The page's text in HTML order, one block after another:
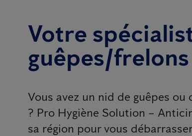
Votre
guêpes/frelons
Vous avez un nid de guêpes
? Pro Hygiène Solution –
sa région pour vous